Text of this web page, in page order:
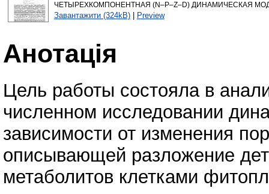
ЧЕТЫРЕХКОМПОНЕНТНАЯ (N–P–Z–D) ДИНАМИЧЕСКАЯ
Завантажити (324kB)| Preview
Анотація
Цель работы состояла в
численном исследовании
зависимости от изменения
описывающей разложение
метаболитов клетками